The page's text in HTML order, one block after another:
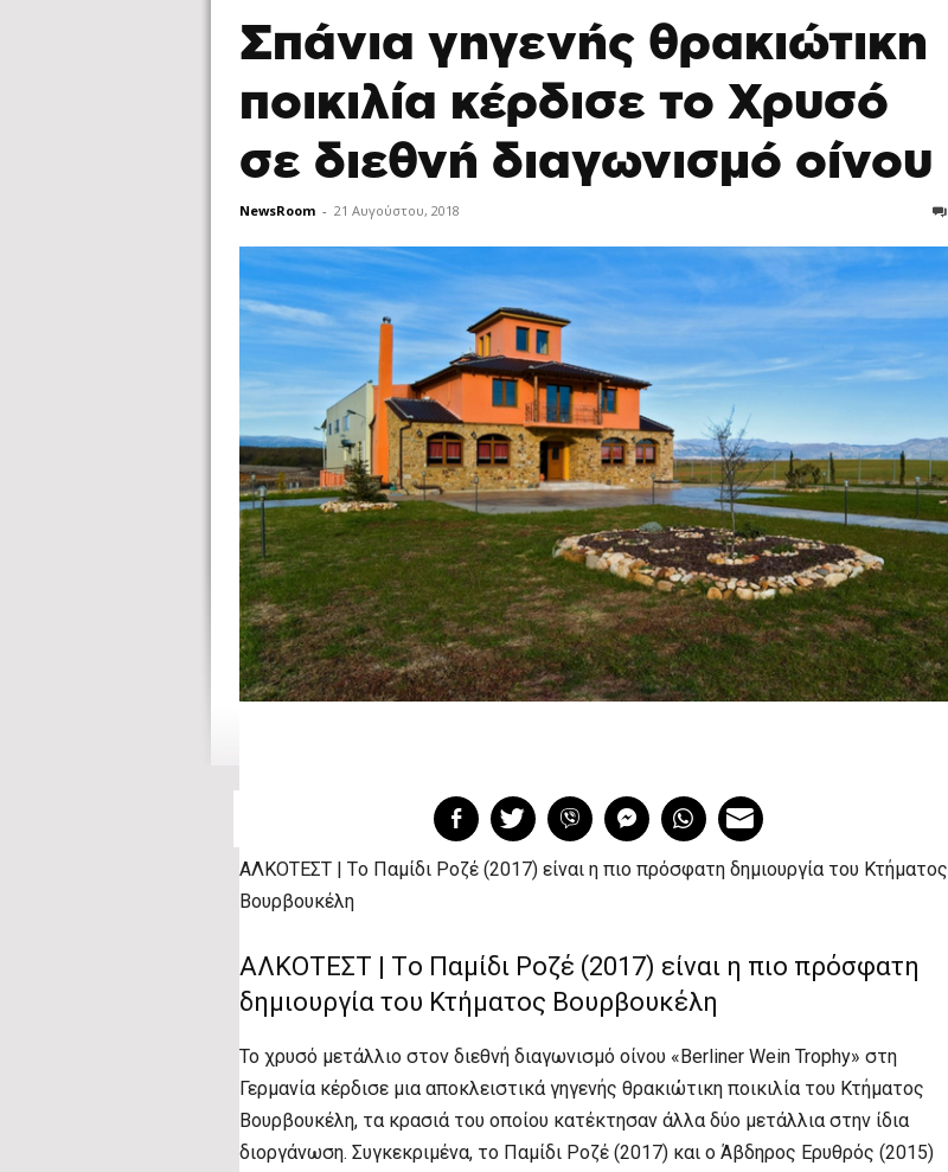
Σπάνια γηγενής θρακιώτικη
ποικιλία κέρδισε το Χρυσό
σε διεθνή διαγωνισμό οίνου
NewsRoom - 21 Αυγούστου, 2018
ΑΛΚΟΤΕΣΤ | Tο Παμίδι Ροζέ (2017) είναι η πιο πρόσφατη δημιουργία του Κτήματος
Βουρβουκέλη
ΑΛΚΟΤΕΣΤ | Tο Παμίδι Ροζέ (2017) είναι η πιο πρόσφατη
δημιουργία του Κτήματος Βουρβουκέλη
Το χρυσό μετάλλιο στον διεθνή διαγωνισμό οίνου «Berliner Wein Trophy» στη
Γερμανία κέρδισε μια αποκλειστικά γηγενής θρακιώτικη ποικιλία του Κτήματος
Βουρβουκέλη, τα κρασιά του οποίου κατέκτησαν άλλα δύο μετάλλια στην ίδια
διοργάνωση. Συγκεκριμένα, το Παμίδι Ροζέ (2017) και ο Άβδηρος Ερυθρός (2015)